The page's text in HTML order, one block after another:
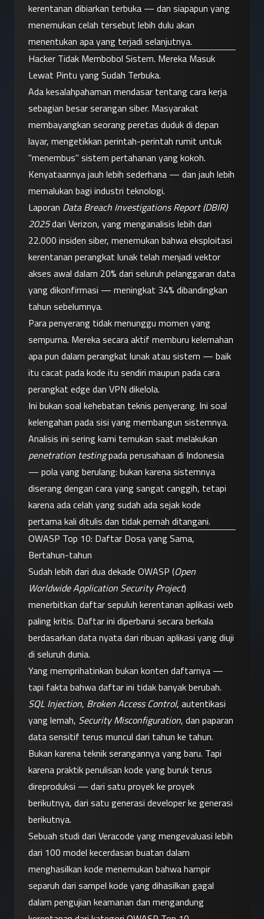
kerentanan dibiarkan terbuka — dan siapapun yang
menemukan celah tersebut lebih dulu akan
menentukan apa yang terjadi selanjutnya.
Hacker Tidak Membobol Sistem. Mereka Masuk
Lewat Pintu yang Sudah Terbuka.
Ada kesalahpahaman mendasar tentang cara kerja
sebagian besar serangan siber. Masyarakat
membayangkan seorang peretas duduk di depan
layar, mengetikkan perintah-perintah rumit untuk
"menembus" sistem pertahanan yang kokoh.
Kenyataannya jauh lebih sederhana — dan jauh lebih
memalukan bagi industri teknologi.
Laporan Data Breach Investigations Report (DBIR)
2025 dari Verizon, yang menganalisis lebih dari
22.000 insiden siber, menemukan bahwa eksploitasi
kerentanan perangkat lunak telah menjadi vektor
akses awal dalam 20% dari seluruh pelanggaran data
yang dikonfirmasi — meningkat 34% dibandingkan
tahun sebelumnya.
Para penyerang tidak menunggu momen yang
sempurna. Mereka secara aktif memburu kelemahan
apa pun dalam perangkat lunak atau sistem — baik
itu cacat pada kode itu sendiri maupun pada cara
perangkat edge dan VPN dikelola.
Ini bukan soal kehebatan teknis penyerang. Ini soal
kelengahan pada sisi yang membangun sistemnya.
penetration testing pada perusahaan di Indonesia
— pola yang berulang: bukan karena sistemnya
diserang dengan cara yang sangat canggih, tetapi
karena ada celah yang sudah ada sejak kode
pertama kali ditulis dan tidak pernah ditangani.
OWASP Top 10: Daftar Dosa yang Sama,
Bertahun-tahun
Sudah lebih dari dua dekade OWASP (Open
Worldwide Application Security Project)
menerbitkan daftar sepuluh kerentanan aplikasi web
paling kritis. Daftar ini diperbarui secara berkala
berdasarkan data nyata dari ribuan aplikasi yang diuji
di seluruh dunia.
Yang memprihatinkan bukan konten daftarnya —
tapi fakta bahwa daftar ini tidak banyak berubah.
SQL Injection, Broken Access Control, autentikasi
yang lemah, Security Misconfiguration, dan paparan
data sensitif terus muncul dari tahun ke tahun.
Bukan karena teknik serangannya yang baru. Tapi
karena praktik penulisan kode yang buruk terus
direproduksi — dari satu proyek ke proyek
berikutnya, dari satu generasi developer ke generasi
berikutnya.
Sebuah studi dari Veracode yang mengevaluasi lebih
dari 100 model kecerdasan buatan dalam
menghasilkan kode menemukan bahwa hampir
separuh dari sampel kode yang dihasilkan gagal
dalam pengujian keamanan dan mengandung